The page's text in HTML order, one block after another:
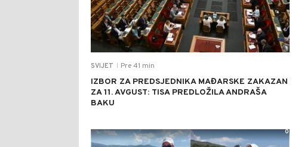
SVIJET Pre 41 min
IZBOR ZA PREDSJEDNIKA MAĐARSKE ZAKAZAN
ZA 11. AVGUST: TISA PREDLOŽILA ANDRAŠA
BAKU
0